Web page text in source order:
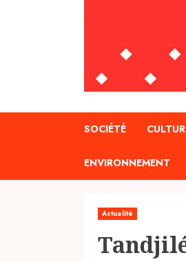
SOCIÉTÉ
ENVIRONNEMENT
Actualité